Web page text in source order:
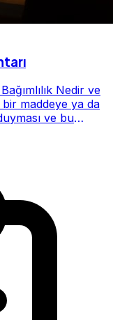
Nedir ve
bir maddeye ya da
ve bu